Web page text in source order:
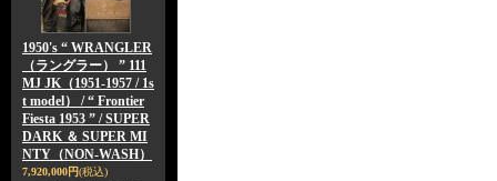
1950's “ WRANGLER
（ラングラー） ” 111
MJ JK（1951-1957 / 1s
t model） / “ Frontier
Fiesta 1953 ” / SUPER
DARK ＆ SUPER MI
NTY（NON-WASH）
7,920,000円(税込)